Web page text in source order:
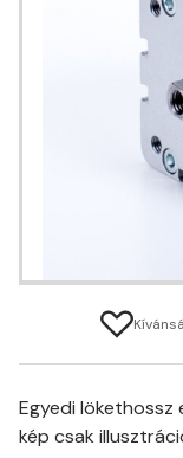
Egyedi lökethossz
kép csak